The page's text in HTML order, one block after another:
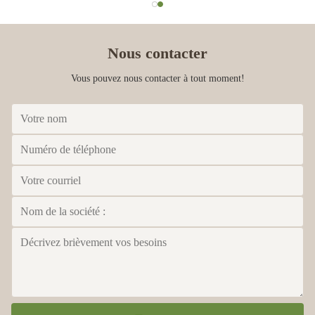
Nous contacter
Vous pouvez nous contacter à tout moment!